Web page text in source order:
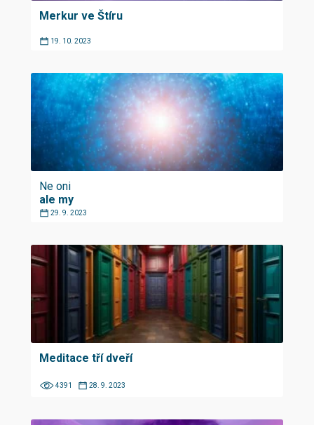
Merkur ve Štíru
19. 10. 2023
Ne oni
ale my
29. 9. 2023
Meditace tří dveří
4391 28. 9. 2023